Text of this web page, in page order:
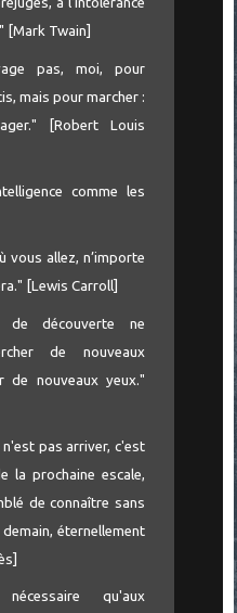
[Mark Twain]
pas, moi, pour
mais pour marcher :
[Robert Louis
comme les
vous allez, n’importe
[Lewis Carroll]
de découverte ne
de nouveaux
de nouveaux yeux."
pas arriver, c'est
la prochaine escale,
de connaître sans
éternellement
qu'aux